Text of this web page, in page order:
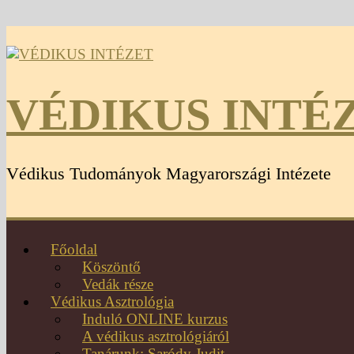
VÉDIKUS
Védikus Tudományok Magyarországi Intézete
Főoldal
Köszöntő
Vedák része
Védikus Asztrológia
Induló ONLINE kurzus
A védikus asztrológiáról